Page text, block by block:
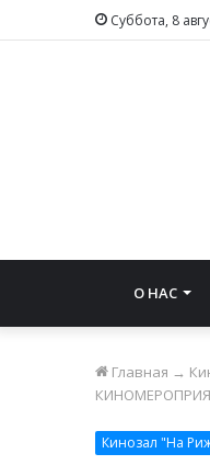
Суббота, 8
О НАС
Главная →
Кинозал "На